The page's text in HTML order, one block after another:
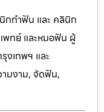
กทำฟัน และ คลินิก
พทย์ และหมอฟัน ผู้
งเทพฯ และ
มงาม, จัดฟัน,